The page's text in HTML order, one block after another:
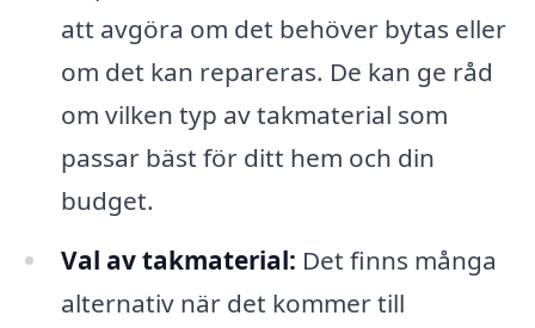
att avgöra om det behöver bytas eller
om det kan repareras. De kan ge råd
om vilken typ av takmaterial som
passar bäst för ditt hem och din
budget.
Val av takmaterial: Det finns många
alternativ när det kommer till